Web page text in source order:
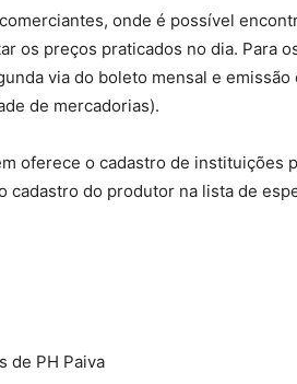
onde é possível
os preços praticados no dia. Para
via do boleto mensal e
de mercadorias).
oferece o cadastro de instituições
cadastro do produtor na lista de
de PH Paiva